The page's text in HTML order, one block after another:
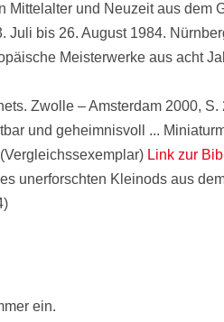
Mittelalter und Neuzeit aus
Juli bis 26. August 1984.
Meisterwerke aus acht
Zwolle – Amsterdam 2000,
und geheimnisvoll ...
Link zur
unerforschten Kleinods aus
ein.